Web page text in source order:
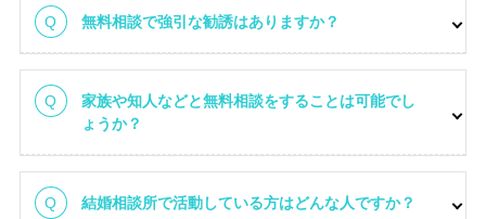
無料相談で強引な勧誘はありますか？
家族や知人などと無料相談をすることは可能でし
ょうか？
結婚相談所で活動している方はどんな人ですか？